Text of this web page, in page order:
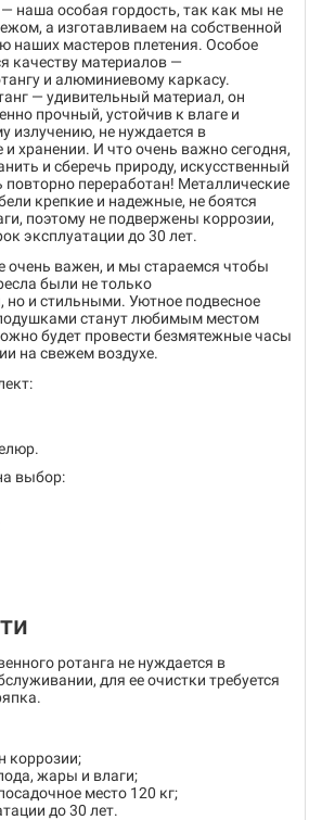
наша особая гордость, так как мы не
а изготавливаем на собственной
наших мастеров плетения. Особое
качеству материалов —
и алюминиевому каркасу.
— удивительный материал, он
прочный, устойчив к влаге и
излучению, не нуждается в
и хранении. И что очень важно сегодня,
и сберечь природу, искусственный
переработан! Металлические
крепкие и надежные, не боятся
поэтому не подвержены коррозии,
эксплуатации до 30 лет.
очень важен, и мы стараемся чтобы
были не только
и стильными. Уютное подвесное
станут любимым местом
будет провести безмятежные часы
на свежем воздухе.
выбор:
ротанга не нуждается в
для ее очистки требуется
коррозии;
жары и влаги;
место 120 кг;
до 30 лет.